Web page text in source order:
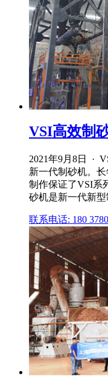
VSI高效制
2021年9月8日 ·
新一代制砂机。
制作保证了VSI系
砂机是新一代新型
联系电话: 180